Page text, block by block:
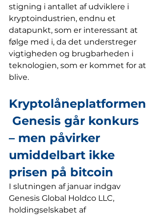
stigning i antallet af udviklere i
kryptoindustrien, endnu et
datapunkt, som er interessant at
følge med i, da det understreger
vigtigheden og brugbarheden i
teknologien, som er kommet for at
blive.
Kryptolåneplatformen
Genesis går konkurs
– men påvirker
umiddelbart ikke
prisen på bitcoin
I slutningen af januar indgav
Genesis Global Holdco LLC,
holdingselskabet af